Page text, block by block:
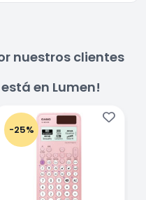
nuestros clientes
en Lumen!
-25%